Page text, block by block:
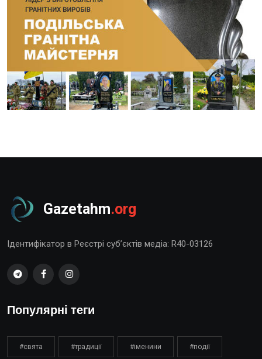
Gazetahm.org
Ідентифікатор в Реєстрі суб’єктів медіа: R40-03126
Популярні теги
#свята #традиції #іменини #події